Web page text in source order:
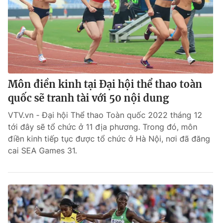
Môn điền kinh tại Đại hội thể thao toàn
quốc sẽ tranh tài với 50 nội dung
VTV.vn - Đại hội Thể thao Toàn quốc 2022 tháng 12
tới đây sẽ tổ chức ở 11 địa phương. Trong đó, môn
điền kinh tiếp tục được tổ chức ở Hà Nội, nơi đã đăng
cai SEA Games 31.